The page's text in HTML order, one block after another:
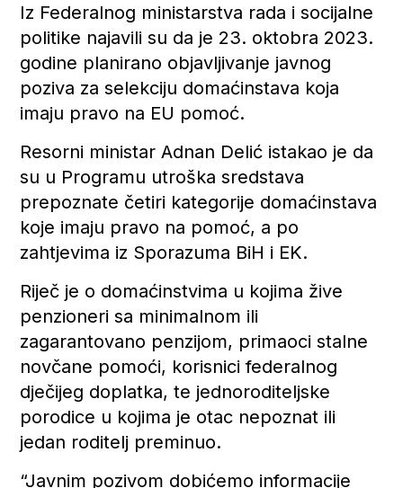
Iz Federalnog ministarstva rada i socijalne
politike najavili su da je 23. oktobra 2023.
godine planirano objavljivanje javnog
poziva za selekciju domaćinstava koja
imaju pravo na EU pomoć.
Resorni ministar Adnan Delić istakao je da
su u Programu utroška sredstava
prepoznate četiri kategorije domaćinstava
koje imaju pravo na pomoć, a po
zahtjevima iz Sporazuma BiH i EK.
Riječ je o domaćinstvima u kojima žive
penzioneri sa minimalnom ili
zagarantovano penzijom, primaoci stalne
novčane pomoći, korisnici federalnog
dječijeg doplatka, te jednoroditeljske
porodice u kojima je otac nepoznat ili
jedan roditelj preminuo.
“Javnim pozivom dobićemo informacije